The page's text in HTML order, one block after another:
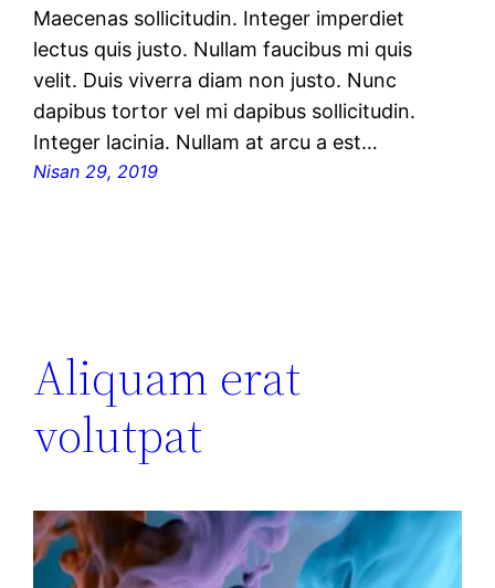
Maecenas sollicitudin. Integer imperdiet
lectus quis justo. Nullam faucibus mi quis
velit. Duis viverra diam non justo. Nunc
dapibus tortor vel mi dapibus sollicitudin.
Integer lacinia. Nullam at arcu a est…
Nisan 29, 2019
Aliquam erat
volutpat